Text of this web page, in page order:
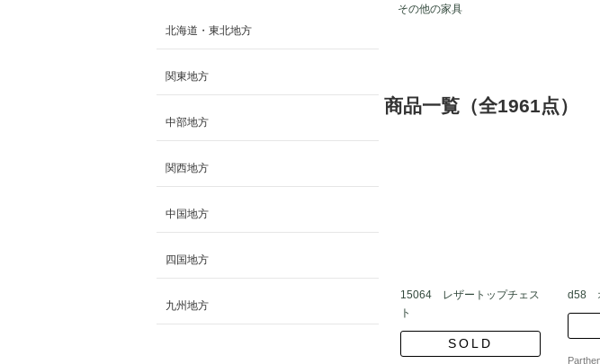
その他の家具
商品一覧（全1961点）
15064 レザートップチェス
ト
SOLD
d58
北海道・東北地方
関東地方
中部地方
関西地方
中国地方
四国地方
九州地方